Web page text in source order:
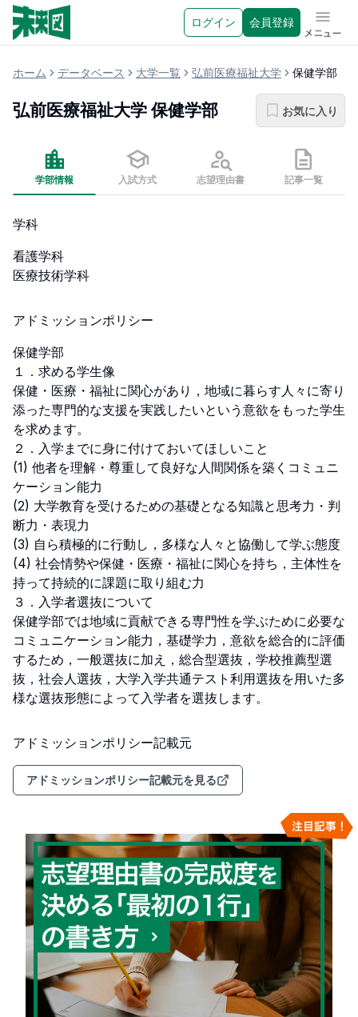
ログイン 会員登録 メニュ
ホーム データベース 大学一覧 弘前医療福祉大学 保健学部
弘前医療福祉大学 保健学部 お気に入り
学部情報 入試方式 志望理由書 記事一覧
学科
看護学科
医療技術学科
アドミッションポリシー
保健学部
１．求める学生像
保健・医療・福祉に関心があり，地域に暮らす人々に寄り
添った専門的な支援を実践したいという意欲をもった学生
を求めます。
２．入学までに身に付けておいてほしいこと
(1) 他者を理解・尊重して良好な人間関係を築くコミュニ
ケーション能力
(2) 大学教育を受けるための基礎となる知識と思考力・判
断力・表現力
(3) 自ら積極的に行動し，多様な人々と協働して学ぶ態度
(4) 社会情勢や保健・医療・福祉に関心を持ち，主体性を
持って持続的に課題に取り組む力
３．入学者選抜について
保健学部では地域に貢献できる専門性を学ぶために必要な
コミュニケーション能力，基礎学力，意欲を総合的に評価
するため，一般選抜に加え，総合型選抜，学校推薦型選
抜，社会人選抜，大学入学共通テスト利用選抜を用いた多
様な選抜形態によって入学者を選抜します。
アドミッションポリシー記載元
アドミッションポリシー記載元を見る